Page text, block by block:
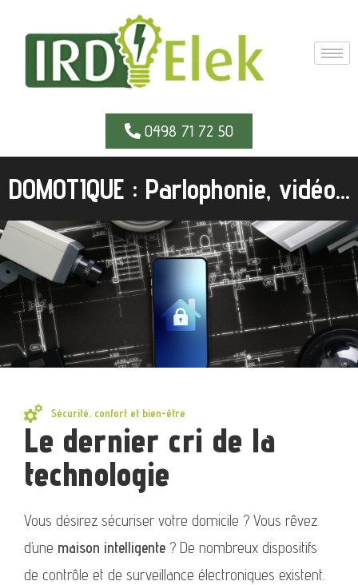
0498 71 72 50
DOMOTIQUE : Parlophonie, vidéo...
Sécurité, confort et bien-être
Le dernier cri de la
technologie
Vous désirez sécuriser votre domicile ? Vous rêvez
d’une maison intelligente ? De nombreux dispositifs
de contrôle et de surveillance électroniques existent.